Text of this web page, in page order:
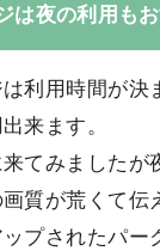
は夜の利用も
利用時間が決
来ます。
てみましたが
質が荒くて伝
プされたパー